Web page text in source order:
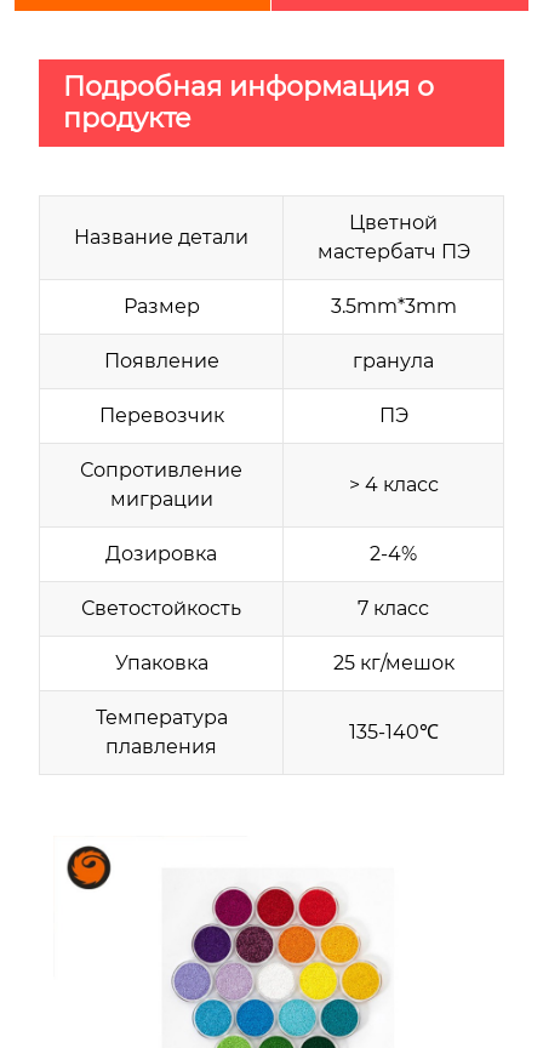
Подробная информация о
продукте
Название детали
Цветной
мастербатч ПЭ
Размер 3.5mm*3mm
Появление гранула
Перевозчик ПЭ
Сопротивление
миграции
> 4 класс
Дозировка 2-4%
Светостойкость 7 класс
Упаковка 25 кг/мешок
Температура
плавления
135-140℃